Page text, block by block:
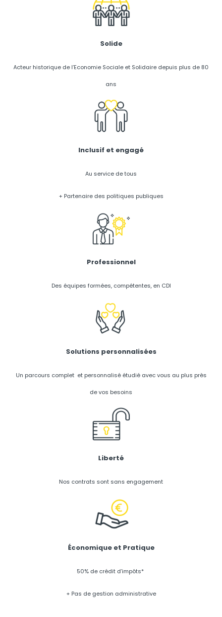
Solide
Acteur historique de l’Economie Sociale et Solidaire depuis plus de 80
ans
Inclusif et engagé
Au service de tous
+ Partenaire des politiques publiques
Professionnel
Des équipes formées, compétentes, en CDI
Solutions personnalisées
Un parcours complet et personnalisé étudié avec vous au plus près
de vos besoins
Liberté
Nos contrats sont sans engagement
Économique et Pratique
50% de crédit d’impôts*
+ Pas de gestion administrative